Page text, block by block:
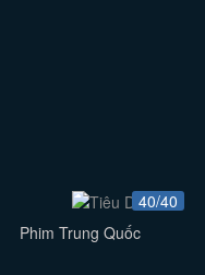
40/40
Phim Trung Quốc